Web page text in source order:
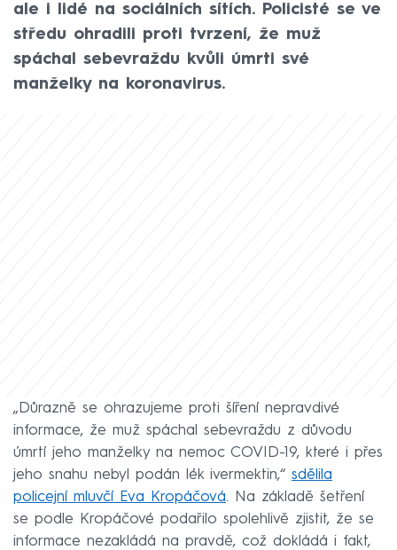
ale i lidé na sociálních sítích. Policisté se ve
středu ohradili proti tvrzení, že muž
spáchal sebevraždu kvůli úmrti své
manželky na koronavirus.
„Důrazně se ohrazujeme proti šíření nepravdivé
informace, že muž spáchal sebevraždu z důvodu
úmrtí jeho manželky na nemoc COVID-19, které i přes
jeho snahu nebyl podán lék ivermektin,“ sdělila
policejní mluvčí Eva Kropáčová. Na základě šetření
se podle Kropáčové podařilo spolehlivě zjistit, že se
informace nezakládá na pravdě, což dokládá i fakt,